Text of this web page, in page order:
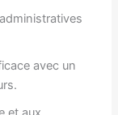
avec un